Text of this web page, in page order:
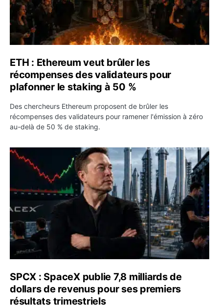
ETH : Ethereum veut brûler les
récompenses des validateurs pour
plafonner le staking à 50 %
Des chercheurs Ethereum proposent de brûler les
récompenses des validateurs pour ramener l'émission à zéro
au-delà de 50 % de staking.
SPCX : SpaceX publie 7,8 milliards de dollars de
SPCX : SpaceX publie 7,8 milliards de
dollars de revenus pour ses premiers
résultats trimestriels